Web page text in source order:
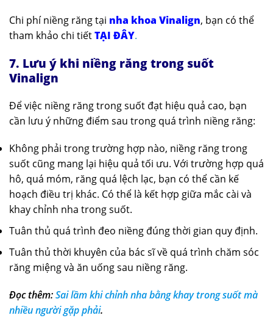
Chi phí niềng răng tại nha khoa Vinalign, bạn có thể
tham khảo chi tiếtTẠI ĐÂY.
7. Lưu ý khi niềng răng trong suốt
Vinalign
Để việc niềng răng trong suốt đạt hiệu quả cao, bạn
cần lưu ý những điểm sau trong quá trình niềng răng:
Không phải trong trường hợp nào, niềng răng trong
suốt cũng mang lại hiệu quả tối ưu. Với trường hợp quá
hô, quá móm, răng quá lệch lạc, bạn có thể cần kế
hoạch điều trị khác. Có thể là kết hợp giữa mắc cài và
khay chỉnh nha trong suốt.
Tuân thủ quá trình đeo niềng đúng thời gian quy định.
Tuân thủ thời khuyên của bác sĩ về quá trình chăm sóc
răng miệng và ăn uống sau niềng răng.
Đọc thêm:Sai lầm khi chỉnh nha bằng khay trong suốt mà
nhiều người gặp phải.